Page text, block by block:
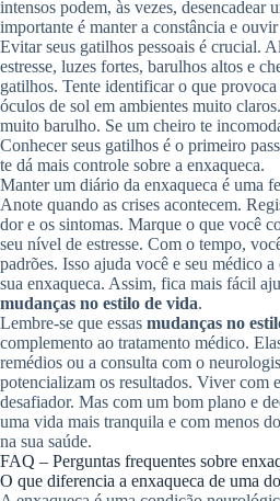
intensos podem, às vezes, desencadear
importante é manter a constância e
Evitar seus gatilhos pessoais é crucial.
estresse, luzes fortes, barulhos altos e
gatilhos. Tente identificar o que provoca
óculos de sol em ambientes muito
muito barulho. Se um cheiro te
Conhecer seus gatilhos é o primeiro
te dá mais controle sobre a enxaqueca.
Manter um diário da enxaqueca é uma
Anote quando as crises acontecem.
dor e os sintomas. Marque o que você
seu nível de estresse. Com o tempo,
padrões. Isso ajuda você e seu médico
sua enxaqueca. Assim, fica mais fácil
mudanças no estilo de vida.
Lembre-se que essas mudanças no
complemento ao tratamento médico.
remédios ou a consulta com o
potencializam os resultados. Viver com
desafiador. Mas com um bom plano e
uma vida mais tranquila e com menos
na sua saúde.
FAQ – Perguntas frequentes sobre
O que diferencia a enxaqueca de uma